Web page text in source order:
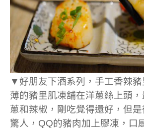
▼好朋友下酒系列，手工香辣
薄的豬里肌凍舖在洋蔥絲上頭
蔥和辣椒，剛吃覺得還好，但
驚人，QQ的豬肉加上膠凍，口